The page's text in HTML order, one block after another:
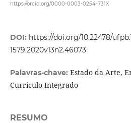
https://orcid.org/0000-0003-0254-731X
DOI: https://doi.org/10.22478/
1579.2020v13n2.46073
Palavras-chave: Estado da Arte,
Currículo Integrado
RESUMO